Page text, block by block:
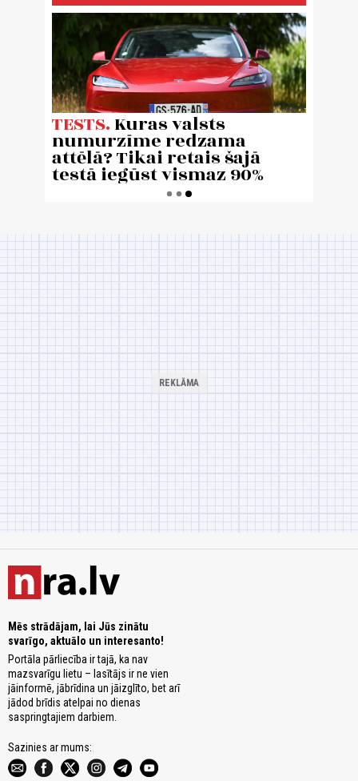
Mēs strādājam, lai Jūs zinātu
svarīgo, aktuālo un interesanto!
Portāla pārliecība ir tajā, ka nav
mazsvarīgu lietu – lasītājs ir ne vien
jāinformē, jābrīdina un jāizglīto, bet arī
jādod brīdis atelpai no dienas
saspringtajiem darbiem.
Sazinies ar mums: